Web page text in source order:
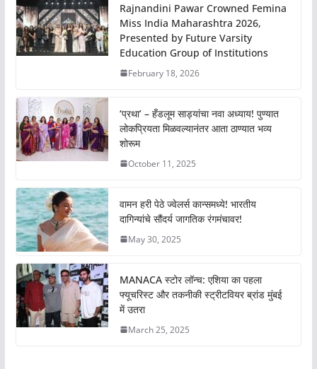
Rajnandini Pawar Crowned Femina
Miss India Maharashtra 2026,
Presented by Future Varsity
Education Group of Institutions
February 18, 2026
‘प्रथा’ – हँडलूम साड्यांचा नवा अध्याय! पुण्यात
लोकप्रियता मिळवल्यानंतर आता ठाण्यात भव्य
शोरूम
October 11, 2025
वामन हरी पेठे ज्वेलर्स कान्समध्ये! भारतीय
दागिन्यांचे सौंदर्य जागतिक रंगमंचावर!
May 30, 2025
MANACA स्टोर लॉन्च: एशिया का पहला
फ्यूचरिस्ट और तकनीकी स्ट्रीटवियर ब्रांड मुंबई
में उतरा
March 25, 2025